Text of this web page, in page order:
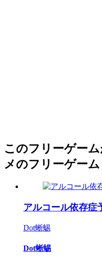
このフリーゲー
メのフリーゲーム
アルコール依存症
Dot蜥蜴
Dot蜥蜴